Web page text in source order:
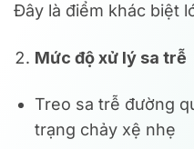
Đây là điểm khác biệt
Mức độ xử lý sa trễ
Treo sa trễ đường
trạng chảy xệ nhẹ